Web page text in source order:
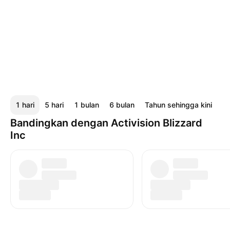
1 hari 5 hari 1 bulan 6 bulan Tahun sehingga kini
Bandingkan dengan Activision Blizzard
Inc